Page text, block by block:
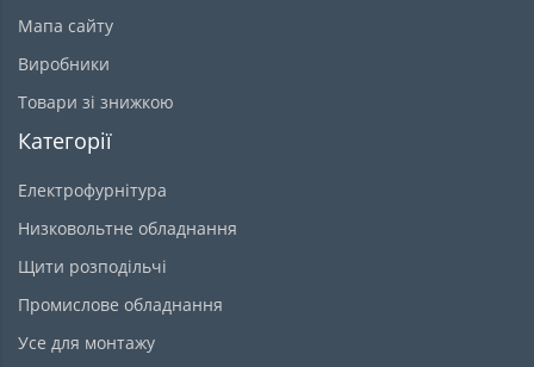
Мапа сайту
Виробники
Товари зі знижкою
Категорії
Електрофурнітура
Низковольтне обладнання
Щити розподільчі
Промислове обладнання
Усе для монтажу